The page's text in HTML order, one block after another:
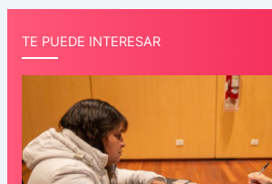
TE PUEDE INTERESAR